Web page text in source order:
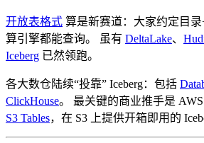
开放表格式 算是新赛道：大家约定目
算引擎都能查询。 虽有 DeltaLake、
Iceberg 已然领跑。
各大数仓陆续“投靠” Iceberg：包括
ClickHouse。 最关键的商业推手是
S3 Tables，在 S3 上提供开箱即用的